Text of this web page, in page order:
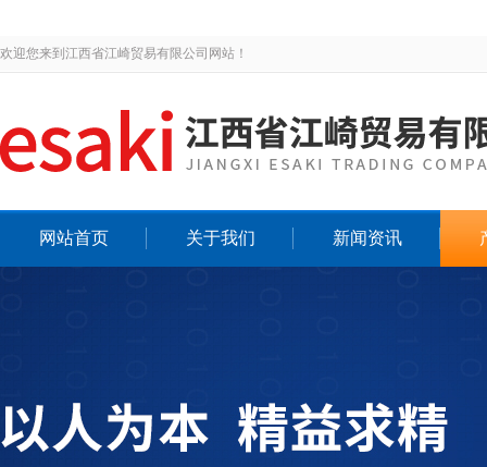
欢迎您来到江西省江崎贸易有限公司网站！
网站首页 关于我们 新闻资讯